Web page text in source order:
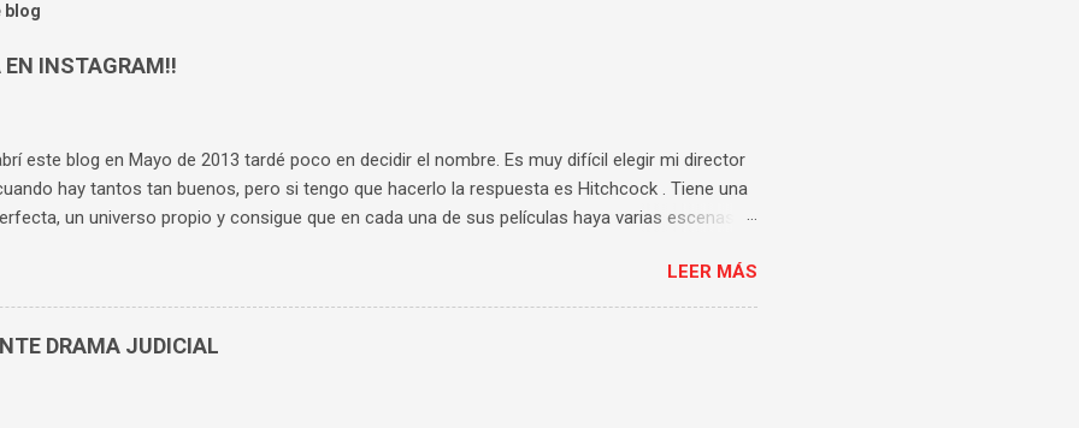
blog
EN INSTAGRAM!!
este blog en Mayo de 2013 tardé poco en decidir el nombre. Es muy difícil elegir mi director
hay tantos tan buenos, pero si tengo que hacerlo la respuesta es Hitchcock . Tiene una
un universo propio y consigue que en cada una de sus películas haya varias escenas
hasta el final. Es el director cuya obra he visto y vuelto a ver más veces. Así que me
un nombre al blog que tuviera relación con él. Rápidamente apareció en mi cabeza la
el ama de llaves de "Rebeca" , increíblemente interpretada por Judith Anderson . Un
LEER MÁS
DRAMA JUDICIAL